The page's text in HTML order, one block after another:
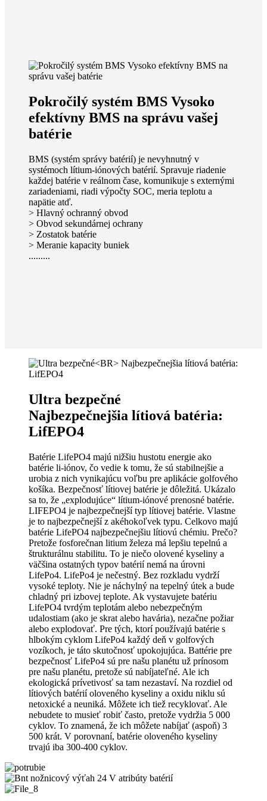
Pokročilý systém BMS Vysoko
efektívny BMS na správu vašej
batérie
BMS (systém správy batérií) je nevyhnutný v
systémoch lítium-iónových batérií. Spravuje riadenie
každej batérie v reálnom čase, komunikuje s externými
zariadeniami, riadi výpočty SOC, meria teplotu a
napätie atď.
> Hlavný ochranný obvod
> Obvod sekundárnej ochrany
> Zostatok batérie
> Meranie kapacity buniek
.........
Ultra bezpečné
Najbezpečnejšia lítiová batéria:
LifEPO4
Batérie LifePO4 majú nižšiu hustotu energie ako
batérie li-iónov, čo vedie k tomu, že sú stabilnejšie a
urobia z nich vynikajúcu voľbu pre aplikácie golfového
košíka. Bezpečnosť lítiovej batérie je dôležitá. Ukázalo
sa to, že „explodujúce“ lítium-iónové prenosné batérie.
LIFEPO4 je najbezpečnejší typ lítiovej batérie. Vlastne
je to najbezpečnejší z akéhokoľvek typu. Celkovo majú
batérie LifePO4 najbezpečnejšiu lítiovú chémiu. Prečo?
Pretože fosforečnan litium železa má lepšiu tepelnú a
štrukturálnu stabilitu. To je niečo olovené kyseliny a
väčšina ostatných typov batérií nemá na úrovni
LifePo4. LifePo4 je nečestný. Bez rozkladu vydrží
vysoké teploty. Nie je náchylný na tepelný útek a bude
chladný pri izbovej teplote. Ak vystavujete batériu
LifePO4 tvrdým teplotám alebo nebezpečným
udalostiam (ako je skrat alebo havária), nezačne požiar
alebo explodovať. Pre tých, ktorí používajú batérie s
hlbokým cyklom LifePo4 každý deň v golfových
vozíkoch, je táto skutočnosť upokojujúca. Battérie pre
bezpečnosť LifePo4 sú pre našu planétu už prínosom
pre našu planétu, pretože sú nabíjateľné. Ale ich
ekologická prívetivosť sa tam nezastaví. Na rozdiel od
lítiových batérií oloveného kyseliny a oxidu niklu sú
netoxické a neuniká. Môžete ich tiež recyklovať. Ale
nebudete to musieť robiť často, pretože vydržia 5 000
cyklov. To znamená, že ich môžete nabíjať (aspoň) 3
500 krát. V porovnaní, batérie oloveného kyseliny
trvajú iba 300-400 cyklov.